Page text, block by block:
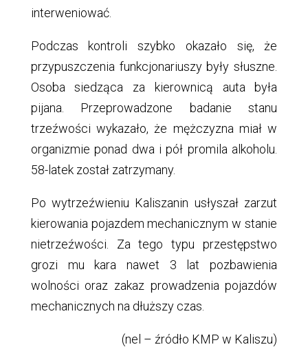
interweniować.
Podczas kontroli szybko okazało się, że
przypuszczenia funkcjonariuszy były słuszne.
Osoba siedząca za kierownicą auta była
pijana. Przeprowadzone badanie stanu
trzeźwości wykazało, że mężczyzna miał w
organizmie ponad dwa i pół promila alkoholu.
58-latek został zatrzymany.
Po wytrzeźwieniu Kaliszanin usłyszał zarzut
kierowania pojazdem mechanicznym w stanie
nietrzeźwości. Za tego typu przestępstwo
grozi mu kara nawet 3 lat pozbawienia
wolności oraz zakaz prowadzenia pojazdów
mechanicznych na dłuższy czas.
(nel – źródło KMP w Kaliszu)